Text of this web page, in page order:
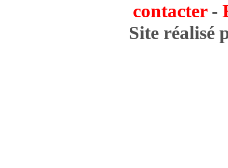
contacter-
Site réalisé